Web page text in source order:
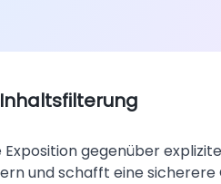
Inhaltsfilterung
Exposition gegenüber
und schafft eine sicherere